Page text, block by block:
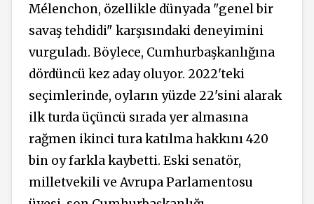
Mélenchon, özellikle dünyada "genel bir
savaş tehdidi" karşısındaki deneyimini
vurguladı. Böylece, Cumhurbaşkanlığına
dördüncü kez aday oluyor. 2022'teki
seçimlerinde, oyların yüzde 22'sini alarak
ilk turda üçüncü sırada yer almasına
rağmen ikinci tura katılma hakkını 420
bin oy farkla kaybetti. Eski senatör,
milletvekili ve Avrupa Parlamentosu